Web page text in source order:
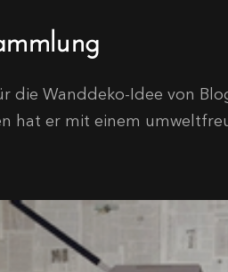
die Wanddeko-Idee von
hat er mit einem